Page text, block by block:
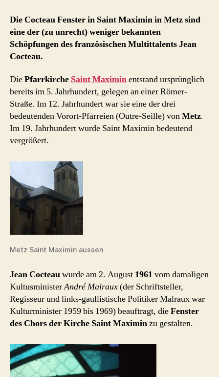
Die Cocteau Fenster in Saint Maximin in Metz sind
eine der (zu unrecht) weniger bekannten
Schöpfungen des französischen Multittalents Jean
Cocteau.
DiePfarrkirche Saint Maximinentstand ursprünglich
bereits im 5. Jahrhundert, gelegen an einer Römer-
Straße. Im 12. Jahrhundert war sie eine der drei
bedeutenden Vorort-Pfarreien (Outre-Seille) vonMetz.
Im 19. Jahrhundert wurde Saint Maximin bedeutend
vergrößert.
Metz Saint Maximin aussen
Jean Cocteauwurde am 2. August 1961 vom damaligen
KultusministerAndré Malraux(der Schriftsteller,
Regisseur und links-gaullistische Politiker Malraux war
Kulturminister 1959 bis 1969) beauftragt, dieFenster
des Chors der Kirche Saint Maximinzu gestalten.